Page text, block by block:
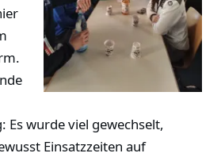
Es wurde viel gewechselt,
Einsatzzeiten auf